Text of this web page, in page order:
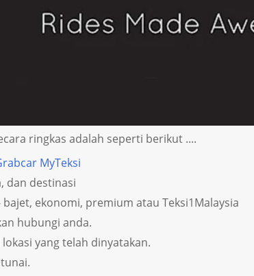
ringkas adalah seperti berikut ....
MyTeksi
dan destinasi
ekonomi, premium atau Teksi1Malaysia
hubungi anda.
yang telah dinyatakan.